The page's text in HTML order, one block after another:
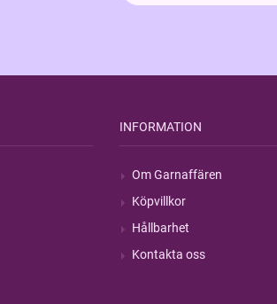
INFORMATION
Om Garnaffären
Köpvillkor
Hållbarhet
Kontakta oss